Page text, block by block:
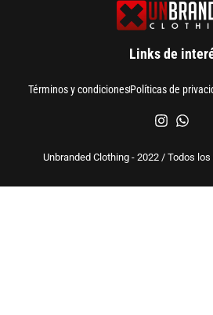
Links de
Términos y condicionesPolíticas de
Unbranded Clothing - 2022 / Todos